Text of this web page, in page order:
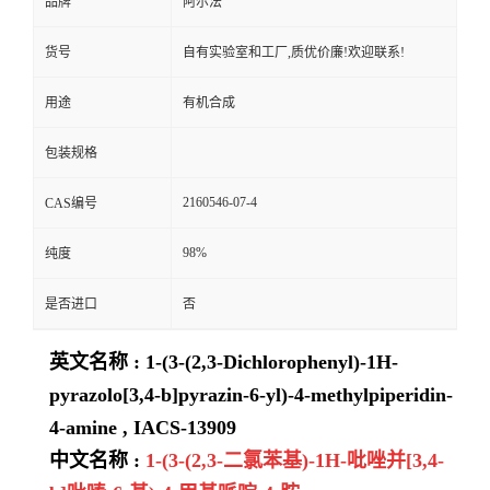
货号 自有实验室和工厂,质优价廉!欢迎联系!
用途 有机合成
包装规格
CAS编号 2160546-07-4
纯度 98%
是否进口 否
英文名称 : 1-(3-(2,3-Dichlorophenyl)-1H-
pyrazolo[3,4-b]pyrazin-6-yl)-4-methylpiperidin-
4-amine , IACS-13909
中文名称 : 1-(3-(2,3-二氯苯基)-1H-吡唑并[3,4-